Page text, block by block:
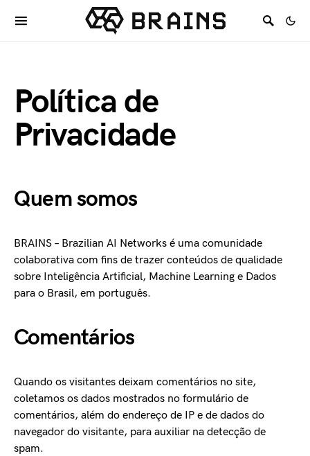
Política de
Privacidade
Quem somos
BRAINS – Brazilian AI Networks é uma comunidade
colaborativa com fins de trazer conteúdos de qualidade
sobre Inteligência Artificial, Machine Learning e Dados
para o Brasil, em português.
Comentários
Quando os visitantes deixam comentários no site,
coletamos os dados mostrados no formulário de
comentários, além do endereço de IP e de dados do
navegador do visitante, para auxiliar na detecção de
spam.